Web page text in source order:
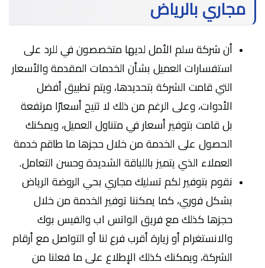
مجاري بالرياض
أن شركة سلم الأمل لديها متخصصون في للرد على
استفسارات العميل بشأن الخدمات المقدمة والأسعار
التي قامت الشركة بتحديدها، ويتم تطبيق أفضل
الأدوات، وعلى الرغم من ذلك لا تتيح أسعارًا مرتفعة
بل قامت بتوفير أسعار في متناول العميل، ويمكنك
الحصول على الخدمة من خلال حجزها ما طاقم خدمة
العملاء الذي يتميز باللباقة الشديدة وحسن التعامل.
نقوم بتوفير لكم تسليك مجاري بحي الروضة الرياض
بشكل فوري، كما يمكننا توفير الخدمة من خلال
حجزها كذلك مع فريق الواتس اب والفيس بوك
والانستغرام أو زيارة أقرب فرع لنا أو التواصل مع أرقام
الشركة، ويمكنك كذلك الإطلاع على ما فعلنا من